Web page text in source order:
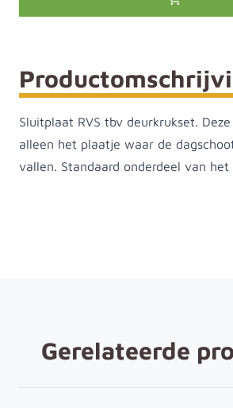
Sluitplaat RVS tbv deurkrukset.
alleen het plaatje waar de
vallen. Standaard onderdeel van het
Gerelateerde